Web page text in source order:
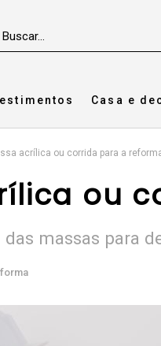
Casa e
acrílica ou corrida para a
ou
massas para